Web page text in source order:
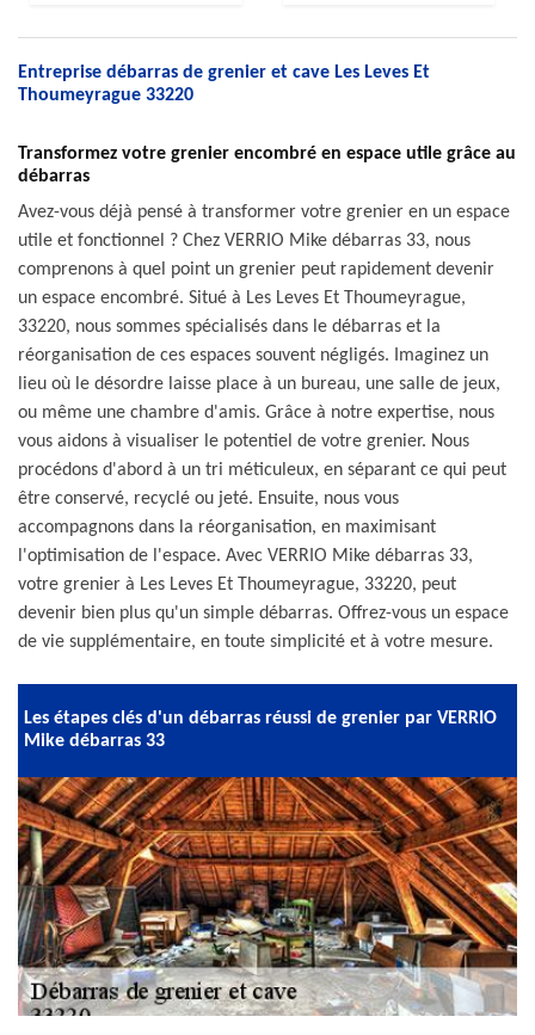
Entreprise débarras de grenier et cave Les Leves Et
Thoumeyrague 33220
Transformez votre grenier encombré en espace utile grâce au
débarras
Avez-vous déjà pensé à transformer votre grenier en un espace
utile et fonctionnel ? Chez VERRIO Mike débarras 33, nous
comprenons à quel point un grenier peut rapidement devenir
un espace encombré. Situé à Les Leves Et Thoumeyrague,
33220, nous sommes spécialisés dans le débarras et la
réorganisation de ces espaces souvent négligés. Imaginez un
lieu où le désordre laisse place à un bureau, une salle de jeux,
ou même une chambre d'amis. Grâce à notre expertise, nous
vous aidons à visualiser le potentiel de votre grenier. Nous
procédons d'abord à un tri méticuleux, en séparant ce qui peut
être conservé, recyclé ou jeté. Ensuite, nous vous
accompagnons dans la réorganisation, en maximisant
l'optimisation de l'espace. Avec VERRIO Mike débarras 33,
votre grenier à Les Leves Et Thoumeyrague, 33220, peut
devenir bien plus qu'un simple débarras. Offrez-vous un espace
de vie supplémentaire, en toute simplicité et à votre mesure.
Les étapes clés d'un débarras réussi de grenier par VERRIO
Mike débarras 33